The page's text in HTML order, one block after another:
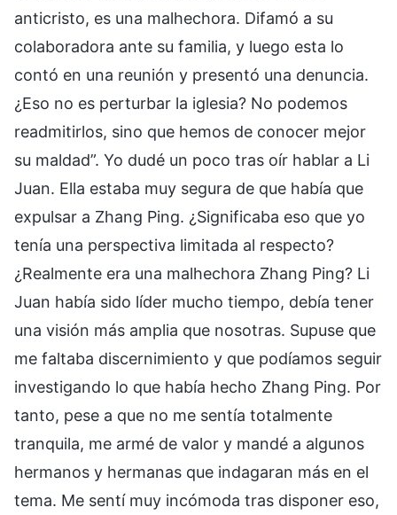
anticristo, es una malhechora. Difamó a su
colaboradora ante su familia, y luego esta lo
contó en una reunión y presentó una denuncia.
¿Eso no es perturbar la iglesia? No podemos
readmitirlos, sino que hemos de conocer mejor
su maldad”. Yo dudé un poco tras oír hablar a Li
Juan. Ella estaba muy segura de que había que
expulsar a Zhang Ping. ¿Significaba eso que yo
tenía una perspectiva limitada al respecto?
¿Realmente era una malhechora Zhang Ping? Li
Juan había sido líder mucho tiempo, debía tener
una visión más amplia que nosotras. Supuse que
me faltaba discernimiento y que podíamos seguir
investigando lo que había hecho Zhang Ping. Por
tanto, pese a que no me sentía totalmente
tranquila, me armé de valor y mandé a algunos
hermanos y hermanas que indagaran más en el
tema. Me sentí muy incómoda tras disponer eso,